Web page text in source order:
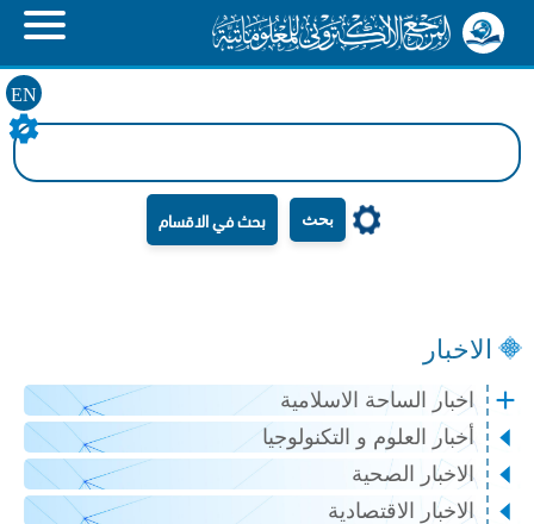
EN
بحث
الاخبار
اخبار الساحة الاسلامية
أخبار العلوم و التكنولوجيا
الاخبار الصحية
الاخبار الاقتصادية